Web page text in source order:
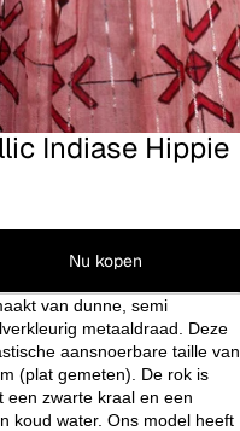
Indiase Hippie
Nu kopen
van dunne, semi
metaaldraad.
Deze
aansnoerbare taille van
(plat gemeten). De rok is
zwarte kraal en een
koud water. Ons model heeft